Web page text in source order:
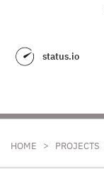
status.io
HOME > PROJECTS